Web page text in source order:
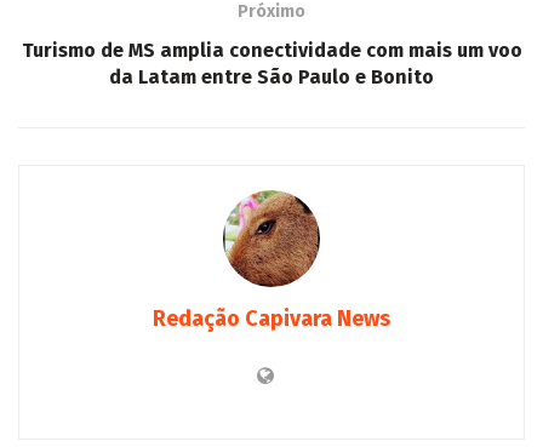
Próximo
Turismo de MS amplia conectividade com mais um voo
da Latam entre São Paulo e Bonito
Redação Capivara News